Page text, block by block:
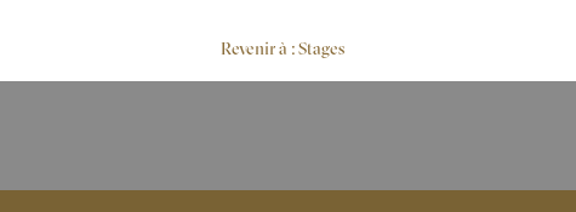
Revenir à : Stages